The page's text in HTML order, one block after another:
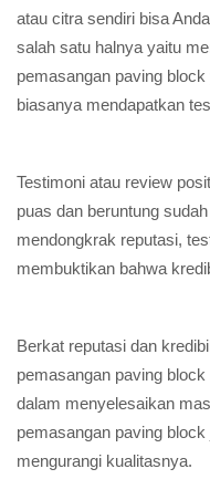
atau citra sendiri bisa
salah satu halnya yaitu
pemasangan paving
biasanya mendapatkan
Testimoni atau review
puas dan beruntung
mendongkrak reputasi,
membuktikan bahwa
Berkat reputasi dan
pemasangan paving
dalam menyelesaikan
pemasangan paving
mengurangi kualitasnya.